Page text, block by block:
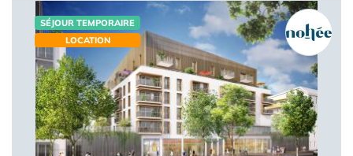
SÉJOUR TEMPORAIRE
LOCATION